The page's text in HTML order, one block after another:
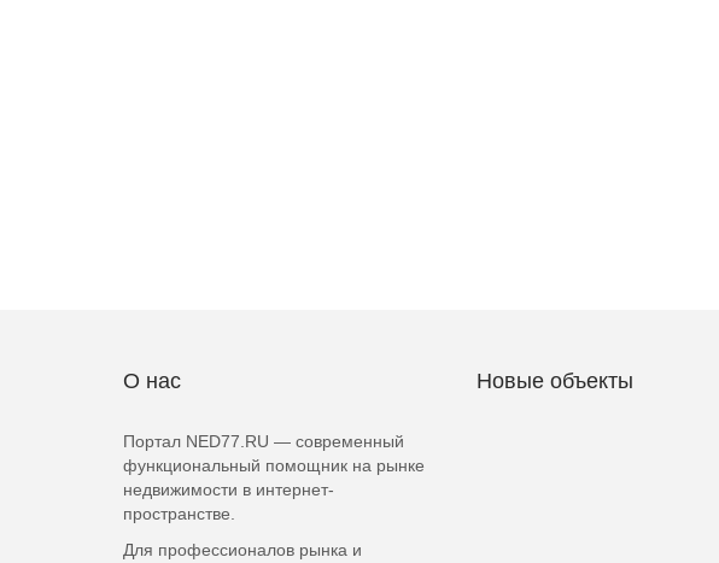
О нас
Портал NED77.RU — современный
функциональный помощник на рынке
недвижимости в интернет-
пространстве.
Для профессионалов рынка и
Новые объекты